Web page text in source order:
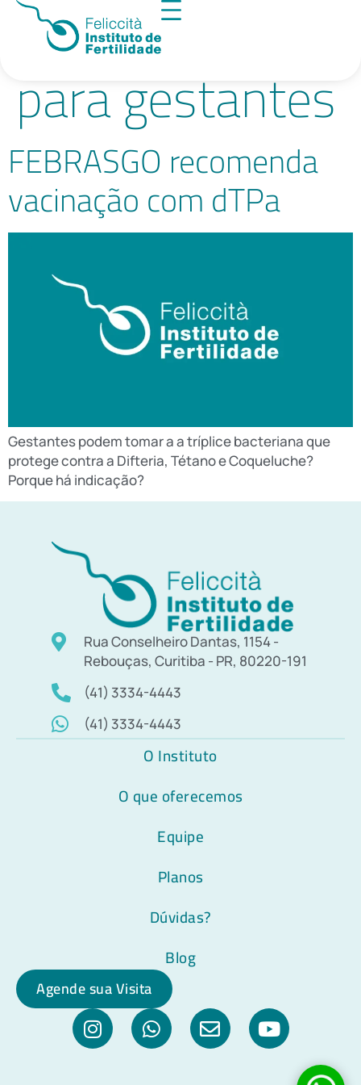
Tag:Tétano
para gestantes
FEBRASGO recomenda
vacinação com dTPa
Gestantes podem tomar a a tríplice bacteriana que
protege contra a Difteria, Tétano e Coqueluche?
Porque há indicação?
Rua Conselheiro Dantas, 1154 -
Rebouças, Curitiba - PR, 80220-191
(41) 3334-4443
(41) 3334-4443
O Instituto
O que oferecemos
Equipe
Planos
Dúvidas?
Blog
Agende sua Visita